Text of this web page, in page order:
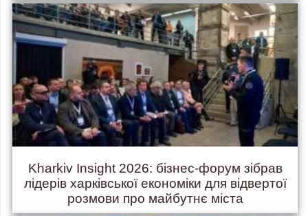
Kharkiv Insight 2026: бізнес-форум зібрав
лідерів харківської економіки для відвертої
розмови про майбутнє міста